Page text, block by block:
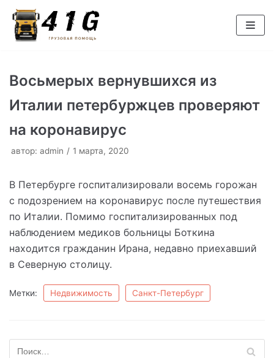
Перейти
к
Восьмерых вернувшихся из
Италии петербуржцев проверяют
на коронавирус
автор: admin 1 марта, 2020
В Петербурге госпитализировали восемь горожан
с подозрением на коронавирус после путешествия
по Италии. Помимо госпитализированных под
наблюдением медиков больницы Боткина
находится гражданин Ирана, недавно приехавший
в Северную столицу.
Метки: Недвижимость Санкт-Петербург